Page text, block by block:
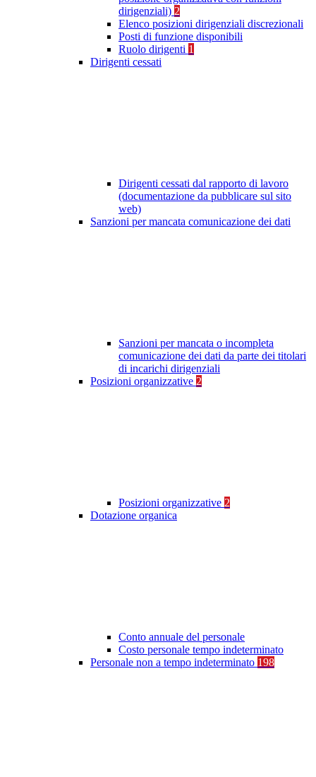
dirigenziali) 2
Elenco posizioni dirigenziali discrezionali
Posti di funzione disponibili
Ruolo dirigenti 1
Dirigenti cessati
Dirigenti cessati dal rapporto di lavoro
(documentazione da pubblicare sul sito
web)
Sanzioni per mancata comunicazione dei dati
Sanzioni per mancata o incompleta
comunicazione dei dati da parte dei titolari
di incarichi dirigenziali
Posizioni organizzative 2
Posizioni organizzative 2
Dotazione organica
Conto annuale del personale
Costo personale tempo indeterminato
Personale non a tempo indeterminato 198